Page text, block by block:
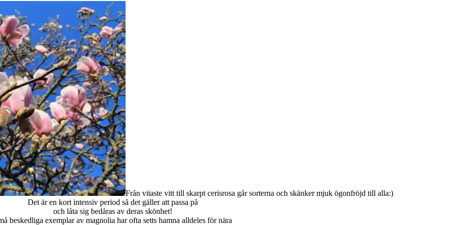
Från vitaste vitt till skarpt cerisrosa går sorterna och skänker mjuk ögonfröjd till alla:)
Det är en kort intensiv period så det gäller att passa på
och låta sig bedåras av deras skönhet!
beskedliga exemplar av magnolia har ofta setts hamna alldeles för nära